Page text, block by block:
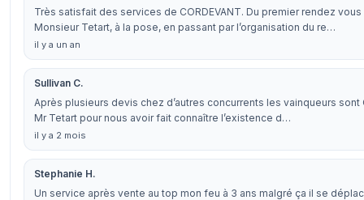
Très satisfait des services de CORDEVANT. Du premier rendez
Monsieur Tetart, à la pose, en passant par l’organisation du re…
il y a un an
Sullivan C.
Après plusieurs devis chez d’autres concurrents les vainqueurs
Mr Tetart pour nous avoir fait connaître l’existence d…
il y a 2 mois
Stephanie H.
Un service après vente au top mon feu à 3 ans malgré ça il se